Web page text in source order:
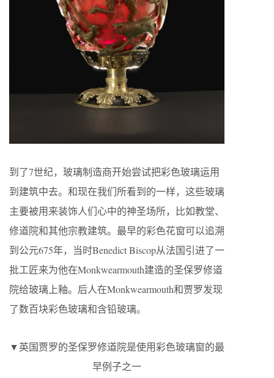
到了7世纪，玻璃制造商开始尝试把彩色玻璃运用
到建筑中去。和现在我们所看到的一样，这些玻璃
主要被用来装饰人们心中的神圣场所，比如教堂、
修道院和其他宗教建筑。最早的彩色花窗可以追溯
到公元675年，当时Benedict Biscop从法国引进了一
批工匠来为他在Monkwearmouth建造的圣保罗修道
院给玻璃上釉。后人在Monkwearmouth和贾罗发现
了数百块彩色玻璃和含铅玻璃。
▼英国贾罗的圣保罗修道院是使用彩色玻璃窗的最
早例子之一